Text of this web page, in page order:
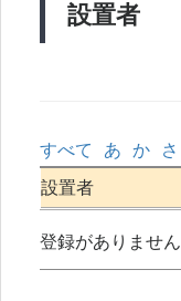
設置者
すべて あ か さ
設置者
登録がありません